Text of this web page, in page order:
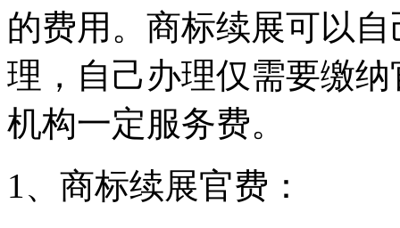
的费用。商标续展可以
理，自己办理仅需要缴
机构一定服务费。
1、商标续展官费：